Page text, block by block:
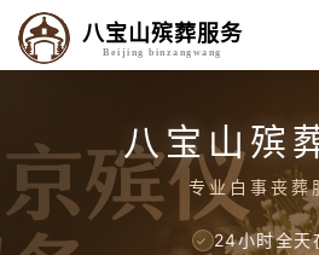
八宝山殡葬服务
Beijing binzangwang
八宝山殡
专业白事丧葬
✓ 24小时全天